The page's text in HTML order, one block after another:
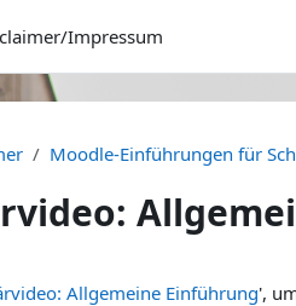
Impressum
Moodle-Einführungen für
Allgemeine Einführung',